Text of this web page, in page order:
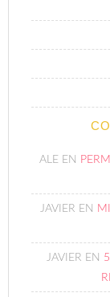
ALE EN
JAVIER EN
JAVIER EN